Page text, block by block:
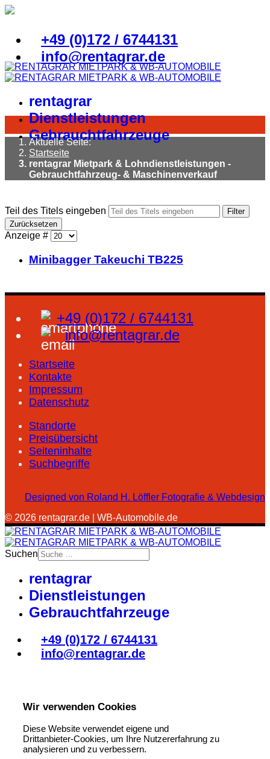
+49 (0)172 / 6744131
info@rentagrar.de
rentagrar
Dienstleistungen
Gebrauchtfahrzeuge
Aktuelle Seite:
Startseite
rentagrar Mietpark & Lohndienstleistungen -
Gebrauchtfahrzeug- & Maschinenverkauf
Teil des Titels eingeben
Filter
Zurücksetzen
Anzeige #
Minibagger Takeuchi TB225
+49 (0)172 / 6744131
info@rentagrar.de
Startseite
Kontakte
Impressum
Datenschutz
Standorte
Preisübersicht
Seiteninhalte
Suchbegriffe
Designed von Roland H. Löffler Fotografie & Webdesign
© 2026 rentagrar.de | WB-Automobile.de
Suchen
rentagrar
Dienstleistungen
Gebrauchtfahrzeuge
+49 (0)172 / 6744131
info@rentagrar.de
Wir verwenden Cookies
Diese Website verwendet eigene und
Drittanbieter-Cookies, um Ihre Nutzererfahrung zu
analysieren und zu verbessern.